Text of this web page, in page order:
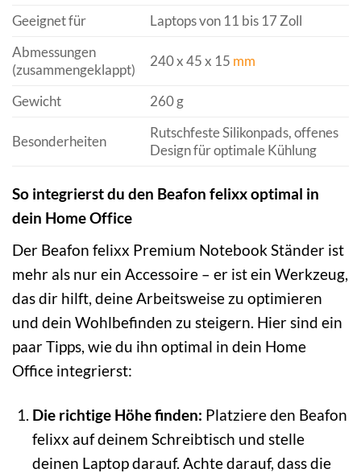
Geeignet für
Laptops von 11 bis 17 Zoll
Abmessungen
(zusammengeklappt)
240 x 45 x 15 mm
Gewicht 260 g
Besonderheiten
Rutschfeste Silikonpads, offenes
Design für optimale Kühlung
So integrierst du den Beafon felixx optimal in
dein Home Office
Der Beafon felixx Premium Notebook Ständer ist
mehr als nur ein Accessoire – er ist ein Werkzeug,
das dir hilft, deine Arbeitsweise zu optimieren
und dein Wohlbefinden zu steigern. Hier sind ein
paar Tipps, wie du ihn optimal in dein Home
Office integrierst:
Die richtige Höhe finden: Platziere den Beafon
felixx auf deinem Schreibtisch und stelle
deinen Laptop darauf. Achte darauf, dass die